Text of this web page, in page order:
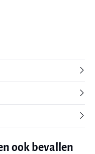
ook bevallen